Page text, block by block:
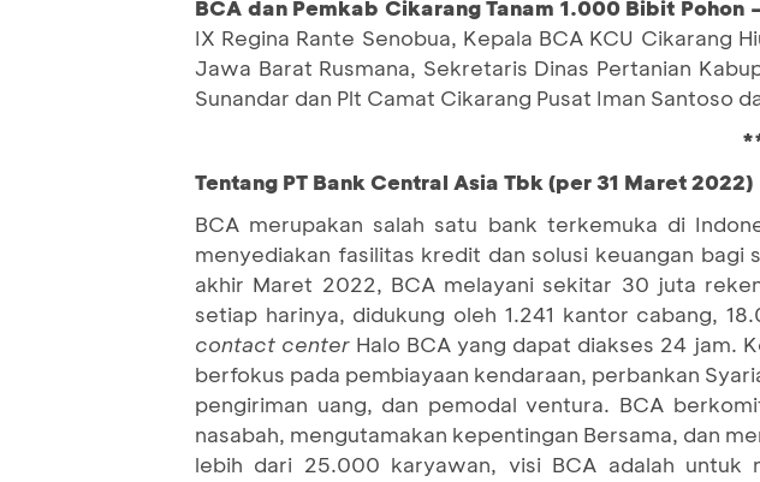
BCA dan Pemkab Cikarang Tanam 1.000 Bibit Pohon
IX Regina Rante Senobua, Kepala BCA KCU Cikarang
Jawa Barat Rusmana, Sekretaris Dinas Pertanian
Sunandar dan Plt Camat Cikarang Pusat Iman Santoso
Tentang PT Bank Central Asia Tbk (per 31 Maret 2022)
BCA merupakan salah satu bank terkemuka di
menyediakan fasilitas kredit dan solusi keuangan bagi
akhir Maret 2022, BCA melayani sekitar 30 juta
setiap harinya, didukung oleh 1.241 kantor cabang,
contact center Halo BCA yang dapat diakses 24 jam.
berfokus pada pembiayaan kendaraan, perbankan
pengiriman uang, dan pemodal ventura. BCA
nasabah, mengutamakan kepentingan Bersama, dan
lebih dari 25.000 karyawan, visi BCA adalah untuk